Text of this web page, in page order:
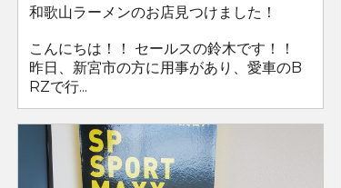
和歌山ラーメンのお店見つけました！
こんにちは！！ セールスの鈴木です！！
昨日、新宮市の方に用事があり、愛車のB
RZで行...